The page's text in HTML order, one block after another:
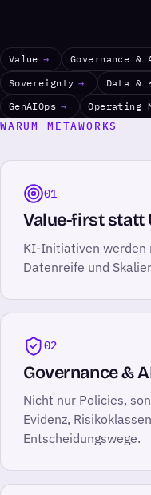
Value → Governance &
Sovereignty → Data &
GenAIOps → Operating
WARUM METAWORKS
Warum
01
Value-first statt
KI-Initiativen werden
Datenreife und
02
Governance &
Nicht nur Policies,
Evidenz,
Entscheidungswege.